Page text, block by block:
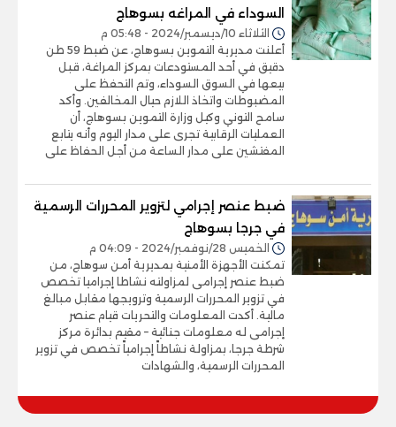
السوداء في المراغه بسوهاج
الثلاثاء 10/ديسمبر/2024 - 05:48 م
أعلنت مديرية التموين بسوهاج، عن ضبط 59 طن
دقيق في أحد المستودعات بمركز المراغة، قبل
بيعها في السوق السوداء، وتم التحفظ على
المضبوطات واتخاذ اللازم حيال المخالفين. وأكد
سامح التوني وكيل وزارة التموين بسوهاج، أن
العمليات الرقابية تجرى على مدار اليوم وأنه يتابع
المفتشين على مدار الساعة من أجل الحفاظ على
ضبط عنصر إجرامي لتزوير المحررات الرسمية
في جرجا بسوهاج
الخميس 28/نوفمبر/2024 - 04:09 م
تمكنت الأجهزة الأمنية بمديرية أمن سوهاج، من
ضبط عنصر إجرامى لمزاولته نشاطا إجراميا تخصص
في تزوير المحررات الرسمية وترويجها مقابل مبالغ
مالية. أكدت المعلومات والتحريات قيام عنصر
إجرامى له معلومات جنائية – مقيم بدائرة مركز
شرطة جرجا، بمزاولة نشاطاً إجرامياً تخصص في تزوير
المحررات الرسمية، والشهادات